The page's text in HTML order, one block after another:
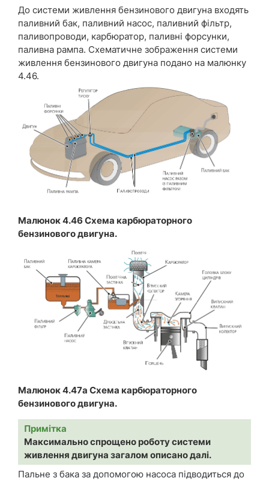
До системи живлення бензинового двигуна входять
паливний бак, паливний насос, паливний фільтр,
паливопроводи, карбюратор, паливні форсунки,
паливна рампа. Схематичне зображення системи
живлення бензинового двигуна подано на малюнку
4.46.
Малюнок 4.46 Схема карбюраторного
бензинового двигуна.
Малюнок 4.47a Схема карбюраторного
бензинового двигуна.
Примітка
Максимально спрощено роботу системи
живлення двигуна загалом описано далі.
Пальне з бака за допомогою насоса підводиться до